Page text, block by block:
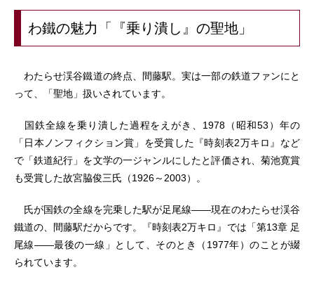
わ鐵の魅力「『乗り潰し』の聖地」
わたらせ渓谷鐵道の終点、間藤駅。実は一部の鉄道ファンにと
って、「聖地」扱いされています。
国鉄全線を乗り潰した過程をえがき、1978（昭和53）年の
「日本ノンフィクション賞」を受賞した『時刻表2万キロ』など
で「鉄道紀行」を文学の一ジャンルにしたと評価され、菊池寛賞
も受賞した故宮脇俊三氏（1926～2003）。
氏が国鉄の全線を完乗した駅が足尾線――現在のわたらせ渓谷
鐵道の、間藤駅だからです。『時刻表2万キロ』では「第13章 足
尾線――最後の一線」として、そのとき（1977年）のことが綴
られています。